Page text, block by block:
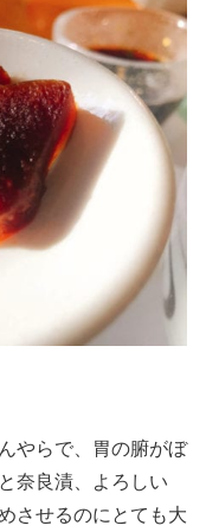
やらで、胃の腑がぼ
奈良漬、よろしい
させるのにとても大